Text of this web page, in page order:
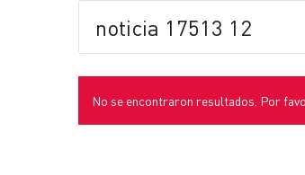
No se encontraron resultados. Por